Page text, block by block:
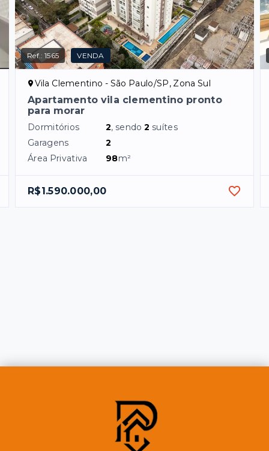
Ref.:1565 VENDA
Vila Clementino - São Paulo/SP, Zona Sul
Apartamento vila clementino pronto
para morar
Dormitórios 2, sendo2 suítes
Garagens
2
Área Privativa
98m²
R$1.590.000,00